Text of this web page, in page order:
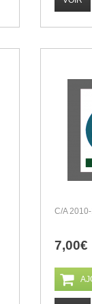
C/A 2010-
7,00€